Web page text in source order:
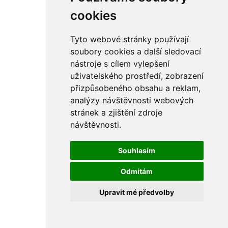
cookies
Tyto webové stránky používají
soubory cookies a další sledovací
nástroje s cílem vylepšení
uživatelského prostředí, zobrazení
přizpůsobeného obsahu a reklam,
analýzy návštěvnosti webových
stránek a zjištění zdroje
návštěvnosti.
Souhlasím
Odmítám
Upravit mé předvolby
řetězy
ostatní části
sekundární
sání
sedla
spojovací materiál
matice
podložky
pojistné kroužky
šrouby
výbava
výfuky a kolena
bowdeny a lanka
filtry
gufera